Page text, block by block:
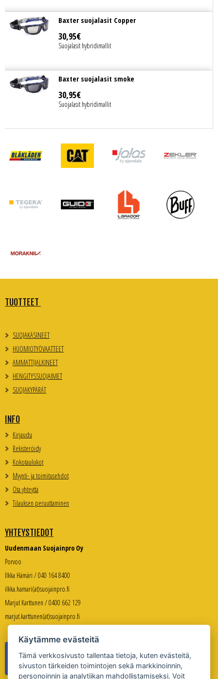
Baxter suojalasit Copper
30,95€
Suojalasit hybridimallit
Baxter suojalasit smoke
30,95€
Suojalasit hybridimallit
TUOTTEET
SUOJAKÄSINEET
HUOMIOTYÖVAATTEET
AMMATTIJALKINEET
HENGITYSSUOJAIMET
SUOJAKYPÄRÄT
INFO
Kirjaudu
Rekisteröidy
Kokotaulukot
Myynti- ja toimitusehdot
Ota yhteyttä
Tilauksen peruuttaminen
YHTEYSTIEDOT
Uudenmaan Suojainpro Oy
Porvoo
Ilkka Hämäri / 040 164 8400
ilkka.hamari(at)suojainpro.fi
Marjut Karttunen / 0400 662 129
marjut.karttunen(at)suojainpro.fi
Käytämme evästeitä
Tämä verkkosivusto tallentaa tietoja, kuten evästeitä,
sivuston tärkeiden toimintojen sekä markkinoinnin,
personoinnin ja analytiikan mahdollistamiseksi. Voit